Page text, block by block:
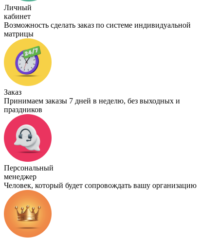
Личный
кабинет
Возможность сделать заказ по системе индивидуальной
матрицы
Заказ
Принимаем заказы 7 дней в неделю, без выходных и
праздников
Персональный
менеджер
Человек, который будет сопровождать вашу организацию